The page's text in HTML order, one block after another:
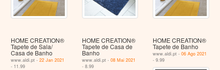
HOME CREATION®
Tapete de Sala/
Casa de Banho
www.aldi.pt -22 Jan 2021
- 11.99
HOME CREATION®
Tapete de Casa de
Banho
www.aldi.pt - 08 Mai 2021
- 8.99
HOME CREATION®
Tapete de Banho
www.aldi.pt -06 Ago 2021
- 9.99